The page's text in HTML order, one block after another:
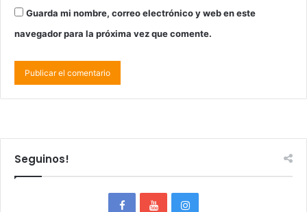
Guarda mi nombre, correo electrónico y web en este
navegador para la próxima vez que comente.
Seguinos!